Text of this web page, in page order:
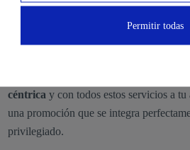
necesidades diarias sin depender del
comodidades que ofrece esta área, lo
opción residencial muy atractiva.
céntrica y con todos estos servicios a
una promoción que se integra
privilegiado.
Permitir todas